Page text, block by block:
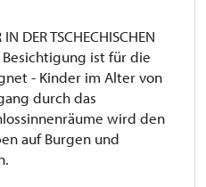
DER TSCHECHISCHEN
Besichtigung ist für die
- Kinder im Alter von
durch das
wird den
auf Burgen und